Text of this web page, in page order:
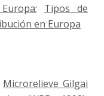
; Tipos de
en Europa
Microrelieve Gilgai